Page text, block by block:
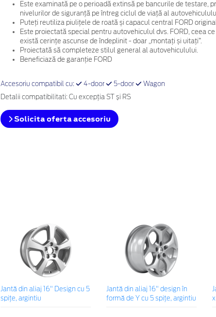
Este examinată pe o perioadă extinsă pe bancurile de testare,
nivelurilor de siguranță pe întreg ciclul de viață al
Puteți reutiliza piulițele de roată și capacul central FORD
Este proiectată special pentru autovehiculul dvs. FORD, ceea
există cerințe ascunse de îndeplinit - doar „montați și uitați”.
Proiectată să completeze stilul general al autovehiculului.
Beneficiază de garanție FORD
Accesoriu compatibil cu: 4-door 5-door Wagon
Detalii compatibilitati: Cu excepţia ST și RS
Solicita oferta accesoriu
Jantă din aliaj 16" Design cu 5
spiţe, argintiu
Jantă din aliaj 16" design în
formă de Y cu 5 spiţe, argintiu